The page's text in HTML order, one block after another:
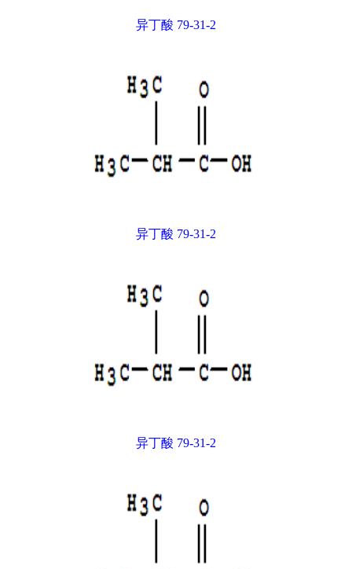
异丁酸 79-31-2
异丁酸 79-31-2
异丁酸 79-31-2